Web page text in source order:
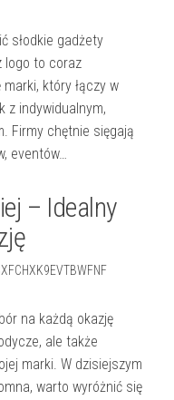
słodkie gadżety
logo to coraz
który łączy w
z indywidualnym,
Firmy chętnie sięgają
eventów…
– Idealny
na każdą okazję
ale także
marki. W dzisiejszym
warto wyróżnić się